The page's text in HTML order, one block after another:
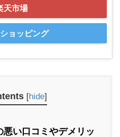
天市場
ョッピング
[hide]
悪い口コミやデメリッ